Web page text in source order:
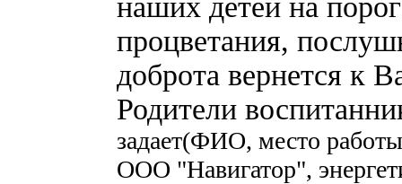
процветания,
доброта вернется к
Родители
задает(ФИО, место
ООО "Навигатор",